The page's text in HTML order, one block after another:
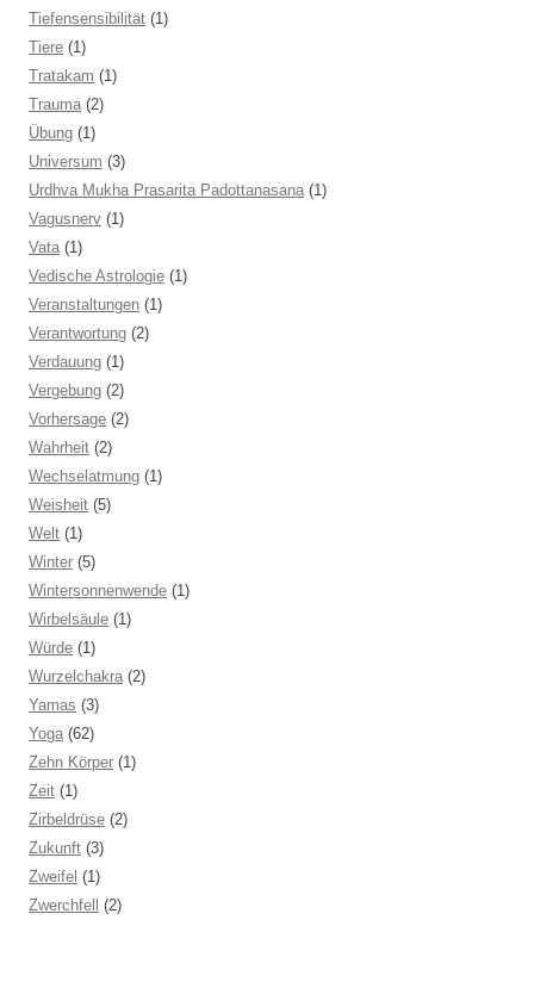
Tiefensensibilität (1)
Tiere (1)
Tratakam (1)
Trauma (2)
Übung (1)
Universum (3)
Urdhva Mukha Prasarita Padottanasana (1)
Vagusnerv (1)
Vata (1)
Vedische Astrologie (1)
Veranstaltungen (1)
Verantwortung (2)
Verdauung (1)
Vergebung (2)
Vorhersage (2)
Wahrheit (2)
Wechselatmung (1)
Weisheit (5)
Welt (1)
Winter (5)
Wintersonnenwende (1)
Wirbelsäule (1)
Würde (1)
Wurzelchakra (2)
Yamas (3)
Yoga (62)
Zehn Körper (1)
Zeit (1)
Zirbeldrüse (2)
Zukunft (3)
Zweifel (1)
Zwerchfell
(2)